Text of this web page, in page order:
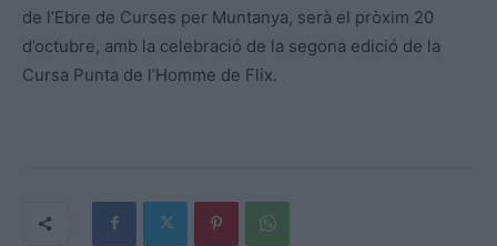
de l’Ebre de Curses per Muntanya, serà el pròxim 20
d’octubre, amb la celebració de la segona edició de la
Cursa Punta de l’Homme de Flix.